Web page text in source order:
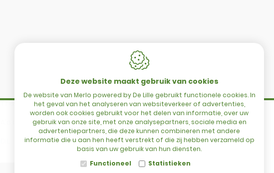
Tre Emme
Accessoires
DL Connect
Merlo Powered By De Lille
Hulstsestraat 2
8860 Lendelede
België
BTW: BE 0422.838.242
T:+32 56 73 80 80
Deze website maakt gebruik van cookies
De website van Merlo powered by De Lille gebruikt functionele cookies. In
het geval van het analyseren van websiteverkeer of advertenties,
worden ook cookies gebruikt voor het delen van informatie, over uw
gebruik van onze site, met onze analysepartners, sociale media en
advertentiepartners, die deze kunnen combineren met andere
informatie die u aan hen heeft verstrekt of die zij hebben verzameld op
basis van uw gebruik van hun diensten.
Functioneel
Statistieken